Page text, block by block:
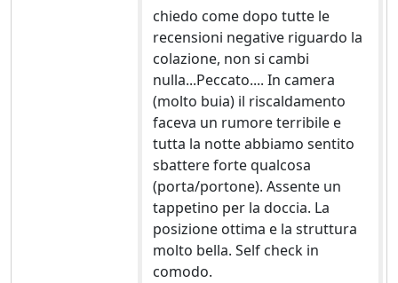
chiedo come dopo tutte le
recensioni negative riguardo la
colazione, non si cambi
nulla...Peccato.... In camera
(molto buia) il riscaldamento
faceva un rumore terribile e
tutta la notte abbiamo sentito
sbattere forte qualcosa
(porta/portone). Assente un
tappetino per la doccia. La
posizione ottima e la struttura
molto bella. Self check in
comodo.